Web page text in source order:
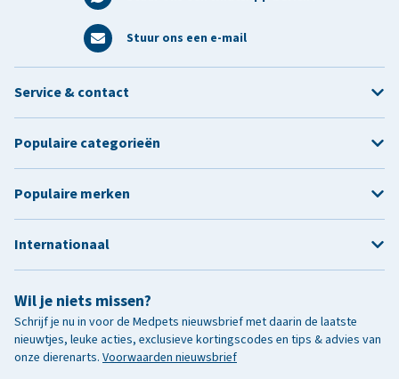
Stuur ons een e-mail
Wil je niets missen?
Schrijf je nu in voor de Medpets nieuwsbrief met daarin de laatste
nieuwtjes, leuke acties, exclusieve kortingscodes en tips & advies van
onze dierenarts. Voorwaarden nieuwsbrief
Service & contact
Populaire categorieën
Populaire merken
Internationaal